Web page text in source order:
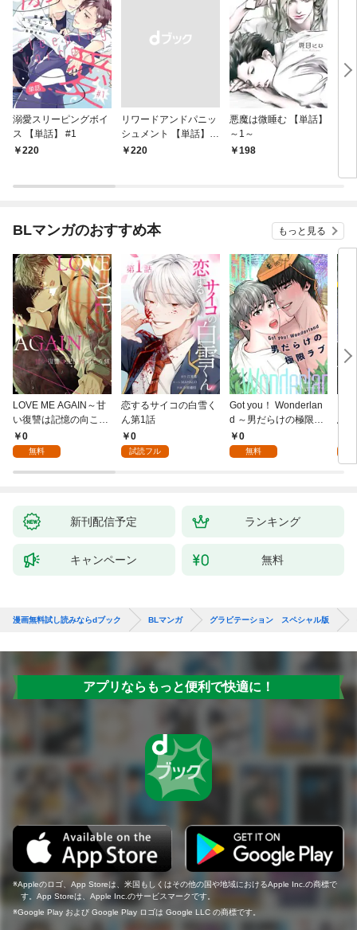
溺愛スリーピングボイ
ス 【単話】 #1
220
リワードアンドパニッ
シュメント 【単話】
第1話
￥220
悪魔は微睡む 【単話】
～1～
198
BLマンガのおすすめ本 もっと見る
LOVE ME AGAIN～甘
い復讐は記憶の向こう
側～(1)
0
無料
恋するサイコの白雪く
ん第1話
0
試読フル
Got you！ Wonderlan
d ～男だらけの極限ラ
ブ～(1)
0
無料
鳥
新刊配信予定 ランキング
キャンペーン 無料
漫画無料試し読みならdブック BLマンガ グラビテーション スペシャル版
アプリならもっと便利で快適に！
Appleのロゴ、App Storeは、米国もしくはその他の国や地域におけるApple Inc.の商標で
す。App Storeは、Apple Inc.のサービスマークです。
Google Play および Google Play ロゴは Google LLC の商標です。